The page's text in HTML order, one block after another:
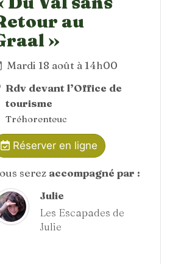
au
»
Mardi 18 août à 14h00
Rdv devant l’Office de
tourisme
Tréhorenteuc
Réserver en ligne
serez accompagné par :
Julie
Les Escapades de
Julie